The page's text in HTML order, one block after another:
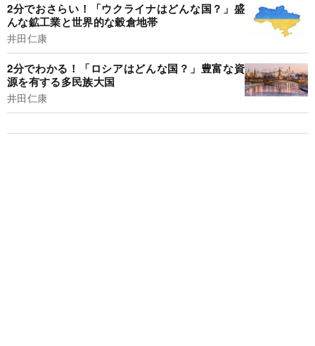
2分でおさらい！「ウクライナはどんな国？」盛
んな鉱工業と世界的な穀倉地帯
井田仁康
2分でわかる！「ロシアはどんな国？」豊富な資
源を有する多民族大国
井田仁康